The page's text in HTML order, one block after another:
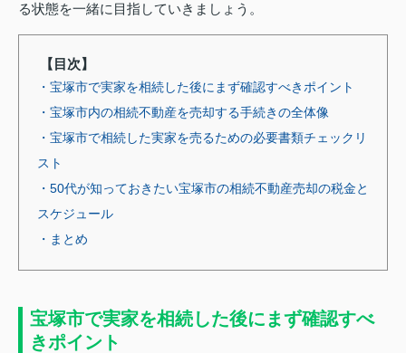
る状態を一緒に目指していきましょう。
【目次】
・宝塚市で実家を相続した後にまず確認すべきポイント
・宝塚市内の相続不動産を売却する手続きの全体像
・宝塚市で相続した実家を売るための必要書類チェックリ
スト
・50代が知っておきたい宝塚市の相続不動産売却の税金と
スケジュール
・まとめ
宝塚市で実家を相続した後にまず確認すべ
きポイント